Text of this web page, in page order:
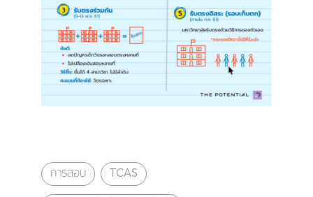
การสอบ TCAS